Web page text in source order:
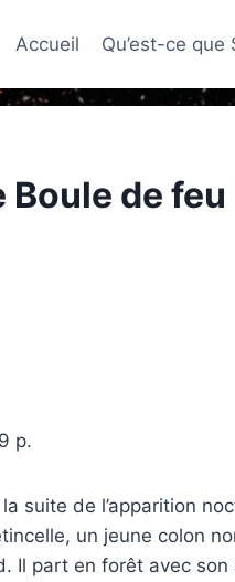
Accueil Qu’est-ce que
de feu
p.
suite de l’apparition
un jeune colon
Il part en forêt avec